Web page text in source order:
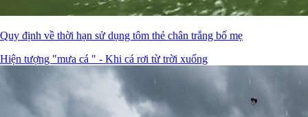
Quy định về thời hạn sử dụng tôm thẻ chân trắng bố mẹ
Hiện tượng "mưa cá " - Khi cá rơi từ trời xuống